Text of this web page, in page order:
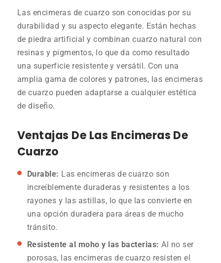
Las encimeras de cuarzo son conocidas por su
durabilidad y su aspecto elegante. Están hechas
de piedra artificial y combinan cuarzo natural con
resinas y pigmentos, lo que da como resultado
una superficie resistente y versátil. Con una
amplia gama de colores y patrones, las encimeras
de cuarzo pueden adaptarse a cualquier estética
de diseño.
Ventajas De Las Encimeras De
Cuarzo
Durable: Las encimeras de cuarzo son
increíblemente duraderas y resistentes a los
rayones y las astillas, lo que las convierte en
una opción duradera para áreas de mucho
tránsito.
Resistente al moho y las bacterias:Al no ser
porosas, las encimeras de cuarzo resisten el